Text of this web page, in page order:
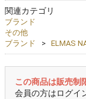
関連カテゴリ
ブランド
その他
ブランド
ELMAS
この商品は販売制
会員の方はログイ